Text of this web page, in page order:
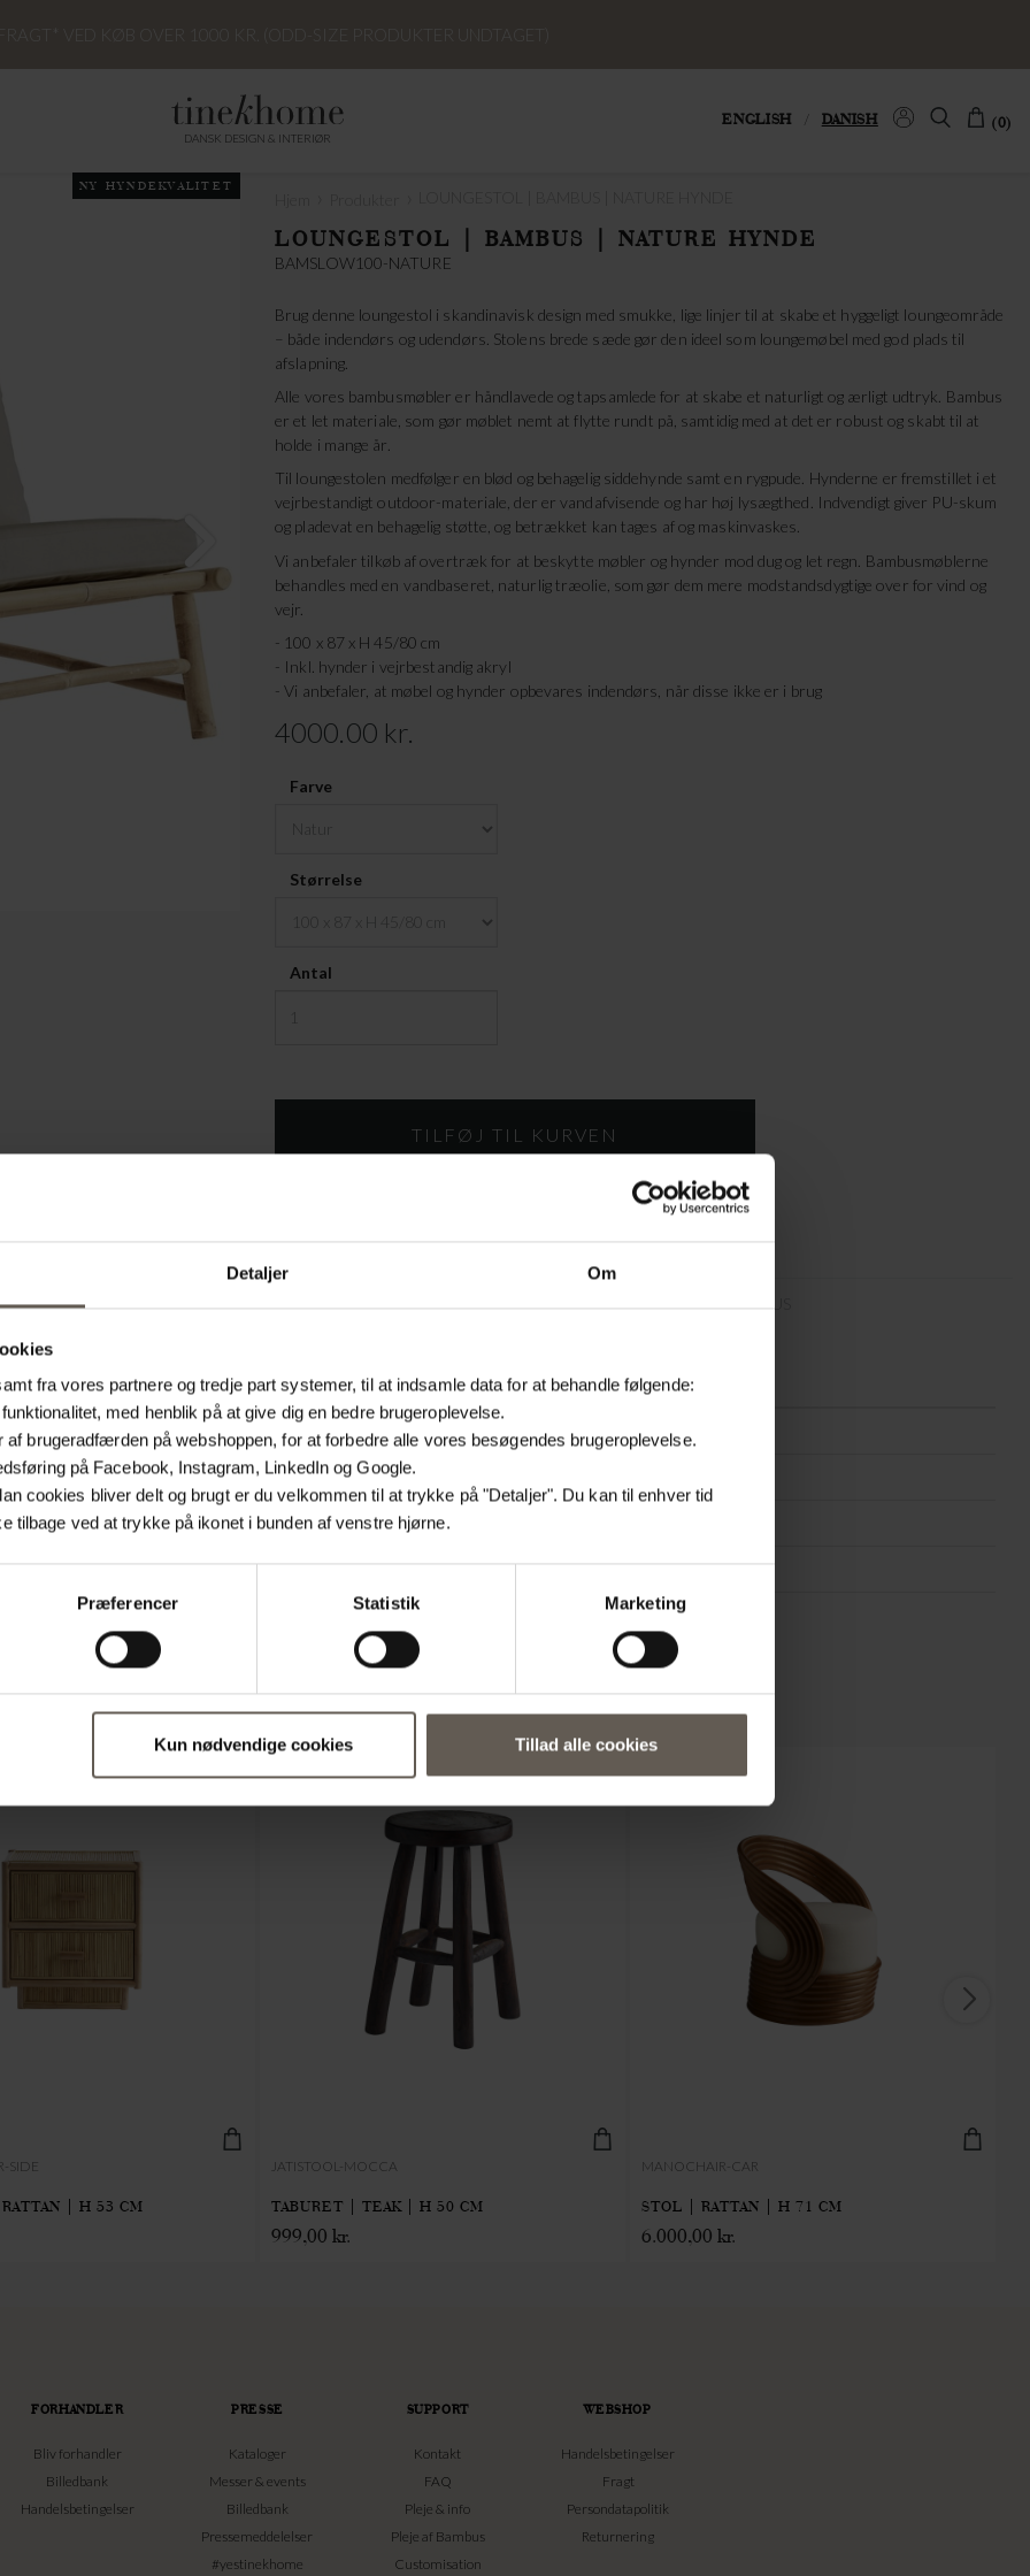
Detaljer Om
fra vores partnere og tredje part systemer, til at indsamle data for at behandle følgende:
med henblik på at give dig en bedre brugeroplevelse.
brugeradfærden på webshoppen, for at forbedre alle vores besøgendes brugeroplevelse.
på Facebook, Instagram, LinkedIn og Google.
cookies bliver delt og brugt er du velkommen til at trykke på "Detaljer". Du kan til enhver tid
ved at trykke på ikonet i bunden af venstre hjørne.
Præferencer Statistik Marketing
Kun nødvendige cookies Tillad alle cookies
DANSK DESIGN & INTERIØR
(0)
ENGLISH DANISH
NY HYNDEKVALITET
LOUNGESTOL | BAMBUS | NATURE HYNDE
BAMSLOW100-NATURE
Brug denne loungestol i skandinavisk design med smukke, lige linjer til at skabe et hyggeligt loungeområde
– både indendørs og udendørs. Stolens brede sæde gør den ideel som loungemøbel med god plads til
afslapning.
Alle vores bambusmøbler er håndlavede og tapsamlede for at skabe et naturligt og ærligt udtryk. Bambus
er et let materiale, som gør møblet nemt at flytte rundt på, samtidig med at det er robust og skabt til at
holde i mange år.
Til loungestolen medfølger en blød og behagelig siddehynde samt en rygpude. Hynderne er fremstillet i et
vejrbestandigt outdoor-materiale, der er vandafvisende og har høj lysægthed. Indvendigt giver PU-skum
og pladevat en behagelig støtte, og betrækket kan tages af og maskinvaskes.
Vi anbefaler tilkøb af overtræk for at beskytte møbler og hynder mod dug og let regn. Bambusmøblerne
behandles med en vandbaseret, naturlig træolie, som gør dem mere modstandsdygtige over for vind og
vejr.
- 100 x 87 x H 45/80 cm
- Inkl. hynder i vejrbestandig akryl
- Vi anbefaler, at møbel og hynder opbevares indendørs, når disse ikke er i brug
4000.00 kr.
Farve
Størrelse
Antal
PRODUKTINFORMATION DOWNLOAD PLEJE AF BAMBUS
Produktspecifikationer
SKU BAMSLOW100-NATURE
Materiale
Størrelse
Oprindelse Vietnam
Natur
SIDE
| H 53 CM
JATISTOOL-MOCCA
TABURET | TEAK | H 50 CM
999,00 kr.
MANOCHAIR-CAR
STOL | RATTAN | H 71 CM
6.000,00 kr.
FORHANDLER
Bliv forhandler
Billedbank
Handelsbetingelser
PRESSE
Kataloger
Messer & events
Billedbank
Pressemeddelelser
#yestinekhome
SUPPORT
Kontakt
FAQ
Pleje & info
Pleje af Bambus
Customisation
WEBSHOP
Handelsbetingelser
Fragt
Persondatapolitik
Returnering